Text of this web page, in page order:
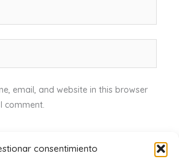
consentimiento
email, and website in this browser
comment.